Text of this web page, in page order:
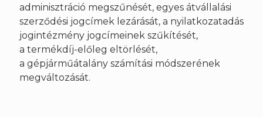
adminisztráció megszűnését, egyes átvállalási
szerződési jogcímek lezárását, a nyilatkozatadás
jogintézmény jogcímeinek szűkítését,
a termékdíj-előleg eltörlését,
a gépjárműátalány számítási módszerének
megváltozását.